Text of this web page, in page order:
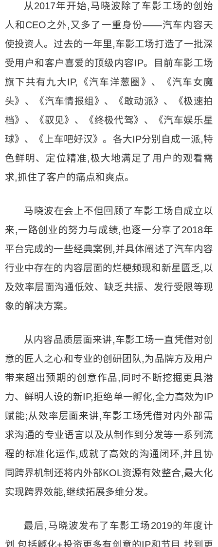
从2017年开始,马晓波除了车影工场的创始
人和CEO之外,又多了一重身份——汽车内容天
使投资人。过去的一年里,车影工场打造了一批深
受用户和客户喜爱的顶级内容IP。目前车影工场
旗下共有九大IP,《汽车洋葱圈》、《汽车女魔
头》、《汽车情报组》、《敢动派》、《极速拍
档》、《驭见》、《终极代驾》、《汽车娱乐星
球》、《上车吧好汉》。各大IP分别自成一派,特
色鲜明、定位精准,极大地满足了用户的观看需
求,抓住了客户的痛点和爽点。
马晓波在会上不但回顾了车影工场自成立以
来,一路创业的努力与成绩,也逐一分享了2018年
平台完成的一些经典案例,并具体阐述了汽车内容
行业中存在的内容层面的烂梗频现和新星匮乏,以
及效率层面沟通低效、缺乏共振、发行受限等现
象的解决方案。
从内容品质层面来讲,车影工场一直凭借对创
意的匠人之心和专业的创研团队,为品牌方及用户
带来超出预期的创意作品,同时不断挖掘更具潜
力、鲜明人设的新IP,拒绝单一孵化,全力高效为IP
赋能;从效率层面来讲,车影工场凭借对内外部需
求沟通的专业语言以及从制作到分发等一系列流
程的标准化运作,成就了高效的沟通闭环,并且协
同跨界机制还将内外部KOL资源有效整合,最大化
实现跨界效能,继续拓展多维分发。
最后,马晓波发布了车影工场2019的年度计
划,包括孵化+投资更多有创意的IP和节目,找到更